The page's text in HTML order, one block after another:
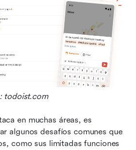
todoist.com
en muchas áreas, es
algunos desafíos comunes que
como sus limitadas funciones